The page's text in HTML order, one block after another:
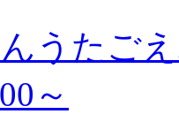
うたご
～